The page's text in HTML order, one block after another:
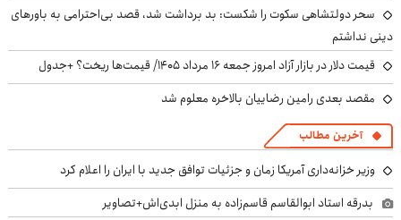
سحر دولتشاهی سکوت را شکست: بد برداشت شد، قصد بی‌احترامی به باورهای
دینی نداشتم
قیمت دلار در بازار آزاد امروز جمعه ۱۶ مرداد ۱۴۰۵/ قیمت‌ها ریخت؟ +جدول
مقصد بعدی رامین رضاییان بالاخره معلوم شد
آخرین مطالب
وزیر خزانه‌داری آمریکا زمان و جزئیات توافق جدید با ایران را اعلام کرد
بدرقه استاد ابوالقاسم قاسم‌زاده به منزل ابدی‌اش+تصاویر